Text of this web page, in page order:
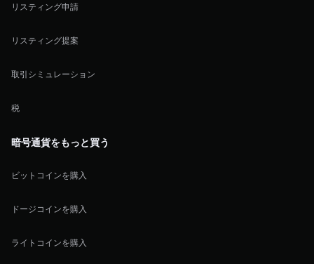
リスティング申請
リスティング提案
取引シミュレーション
税
暗号通貨をもっと買う
ビットコインを購入
ドージコインを購入
ライトコインを購入